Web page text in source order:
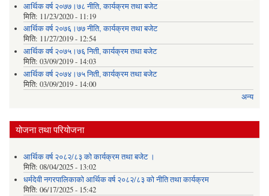
आर्थिक वर्ष २०७७।७८ नीति‚ कार्यक्रम तथा बजेट
मिति: 11/23/2020 - 11:19
आर्थिक वर्ष २०७६।७७ नीति‚ कार्यक्रम तथा बजेट
मिति: 11/27/2019 - 12:54
आर्थिक वर्ष २०७५।७६ निती, कार्यक्रम तथा बजेट
मिति: 03/09/2019 - 14:03
आर्थिक वर्ष २०७४।७५ निती, कार्यक्रम तथा बजेट
मिति: 03/09/2019 - 14:00
अन्य
योजना तथा परियोजना
आर्थिक वर्ष २०८२/८३ को कार्यक्रम तथा बजेट ।
मिति: 08/04/2025 - 13:02
धर्मदेवी नगरपालिकाको आर्थिक वर्ष २०८२/८३ को नीति तथा कार्यक्रम
मिति: 06/17/2025 - 15:42